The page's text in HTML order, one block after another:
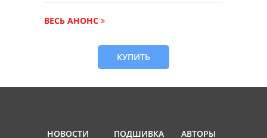
ВЕСЬ АНОНС
КУПИТЬ
НОВОСТИ ПОДШИВКА АВТОРЫ